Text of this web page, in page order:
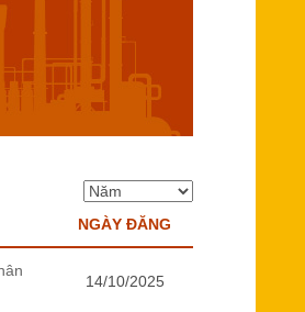
NGÀY ĐĂNG
14/10/2025